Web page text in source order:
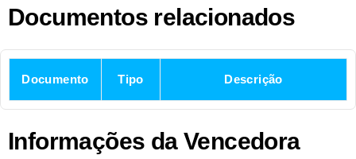
Documentos relacionados
Documento Tipo Descrição
Informações da Vencedora